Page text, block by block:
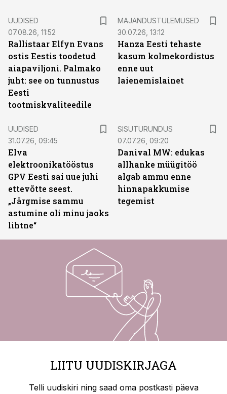
UUDISED
07.08.26, 11:52
Rallistaar Elfyn Evans
ostis Eestis toodetud
aiapaviljoni. Palmako
juht: see on tunnustus
Eesti
tootmiskvaliteedile
MAJANDUSTULEMUSED
30.07.26, 13:12
Hanza Eesti tehaste
kasum kolmekordistus
enne uut
laienemislainet
UUDISED
31.07.26, 09:45
Elva
elektroonikatööstus
GPV Eesti sai uue juhi
ettevõtte seest.
„Järgmise sammu
astumine oli minu jaoks
lihtne“
SISUTURUNDUS
07.07.26, 09:20
Danival MW: edukas
allhanke müügitöö
algab ammu enne
hinnapakkumise
tegemist
LIITU UUDISKIRJAGA
Telli uudiskiri ning saad oma postkasti päeva